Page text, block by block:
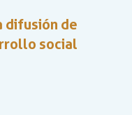
difusión de
social